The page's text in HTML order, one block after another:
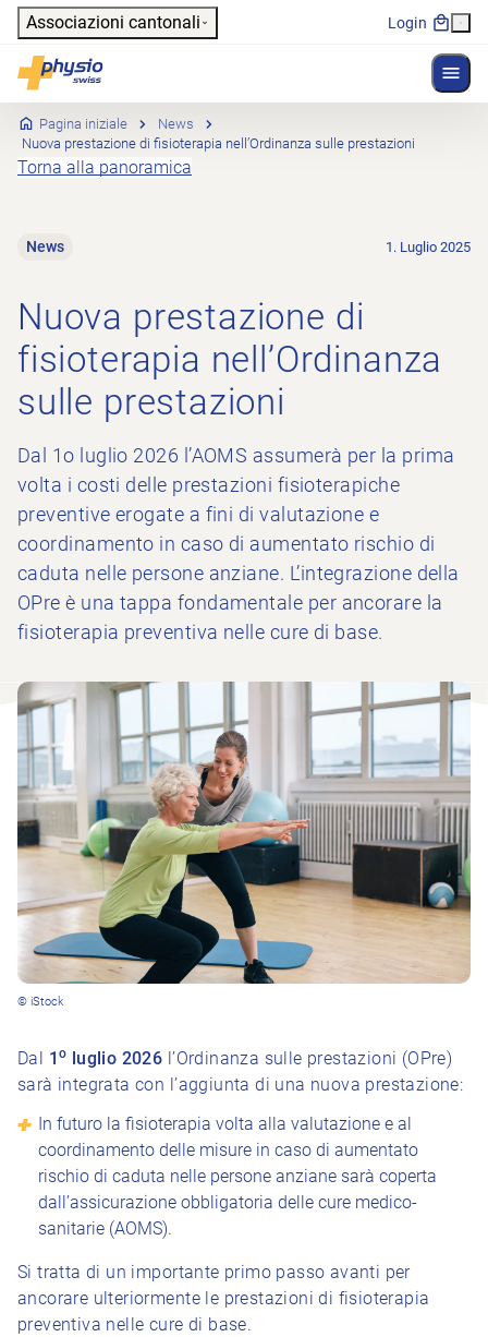
Header
Associazioni cantonali Login
Physioswiss
Navigazione principale
Pagina iniziale
News
Nuova prestazione di fisioterapia nell’Ordinanza sulle prestazioni
Torna alla panoramica
News 1. Luglio 2025
Nuova prestazione di
fisioterapia nell’Ordinanza
sulle prestazioni
Dal 1o luglio 2026 l’AOMS assumerà per la prima
volta i costi delle prestazioni fisioterapiche
preventive erogate a fini di valutazione e
coordinamento in caso di aumentato rischio di
caduta nelle persone anziane. L’integrazione della
OPre è una tappa fondamentale per ancorare la
fisioterapia preventiva nelle cure di base.
© iStock
Dal 1o luglio 2026 l’Ordinanza sulle prestazioni (OPre)
sarà integrata con l’aggiunta di una nuova prestazione:
In futuro la fisioterapia volta alla valutazione e al
coordinamento delle misure in caso di aumentato
rischio di caduta nelle persone anziane sarà coperta
dall’assicurazione obbligatoria delle cure medico-
sanitarie (AOMS).
Si tratta di un importante primo passo avanti per
ancorare ulteriormente le prestazioni di fisioterapia
preventiva nelle cure di base.